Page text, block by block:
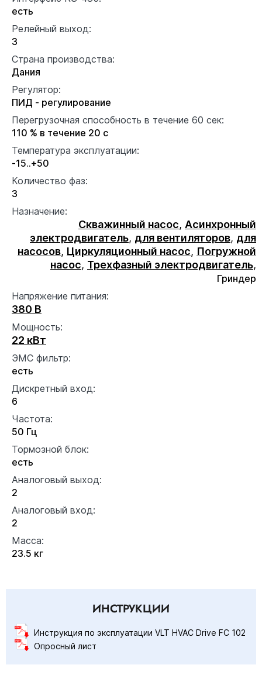
есть
Релейный выход:
3
Страна производства:
Дания
Регулятор:
ПИД - регулирование
Перегрузочная способность в течение 60 сек:
110 % в течение 20 с
Температура эксплуатации:
-15..+50
Количество фаз:
3
Назначение:
Скважинный насос, Асинхронный
электродвигатель, для вентиляторов, для
насосов, Циркуляционный насос, Погружной
насос, Трехфазный электродвигатель,
Гриндер
Напряжение питания:
380 В
Мощность:
22 кВт
ЭМС фильтр:
есть
Дискретный вход:
6
Частота:
50 Гц
Тормозной блок:
есть
Аналоговый выход:
2
Аналоговый вход:
2
Масса:
23.5 кг
ИНСТРУКЦИИ
Инструкция по эксплуатации VLT HVAC Drive FC 102
Опросный лист